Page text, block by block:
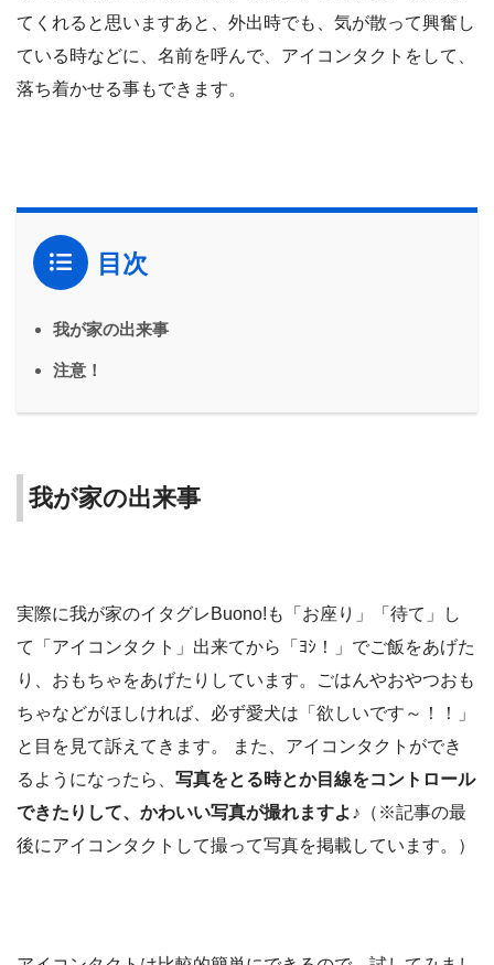
てくれると思いますあと、外出時でも、気が散って興奮し
ている時などに、名前を呼んで、アイコンタクトをして、
落ち着かせる事もできます。
目次
我が家の出来事
注意！
我が家の出来事
実際に我が家のイタグレBuono!も「お座り」「待て」し
て「アイコンタクト」出来てから「ﾖｼ！」でご飯をあげた
り、おもちゃをあげたりしています。ごはんやおやつおも
ちゃなどがほしければ、必ず愛犬は「欲しいです～！！」
と目を見て訴えてきます。 また、アイコンタクトができ
るようになったら、 写真をとる時とか目線をコントロール
できたりして、かわいい写真が撮れますよ♪（※記事の最
後にアイコンタクトして撮って写真を掲載しています。）